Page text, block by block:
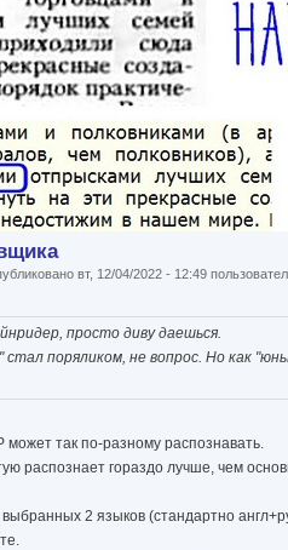
вт, 12/04/2022 - 12:49
просто диву даешься.
стал поряликом, не вопрос. Но как
так по-разному распознавать.
распознает гораздо лучше, чем
2 языков (стандартно